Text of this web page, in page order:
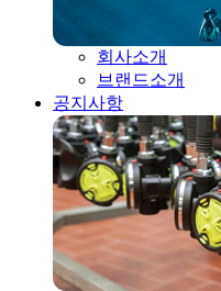
회사소개
브랜드소개
공지사항